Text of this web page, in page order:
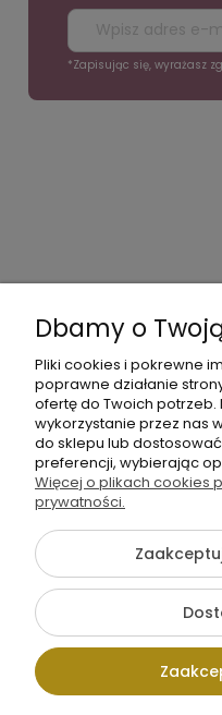
*Zapisując się, wyrażasz
{literal}
Pokaż
Sklep
Dbamy o
Pliki cookies i pokrewne
poprawne działanie
ofertę do Twoich
wykorzystanie przez nas
do sklepu lub
preferencji, wybierając
Więcej o plikach cookies
prywatności.